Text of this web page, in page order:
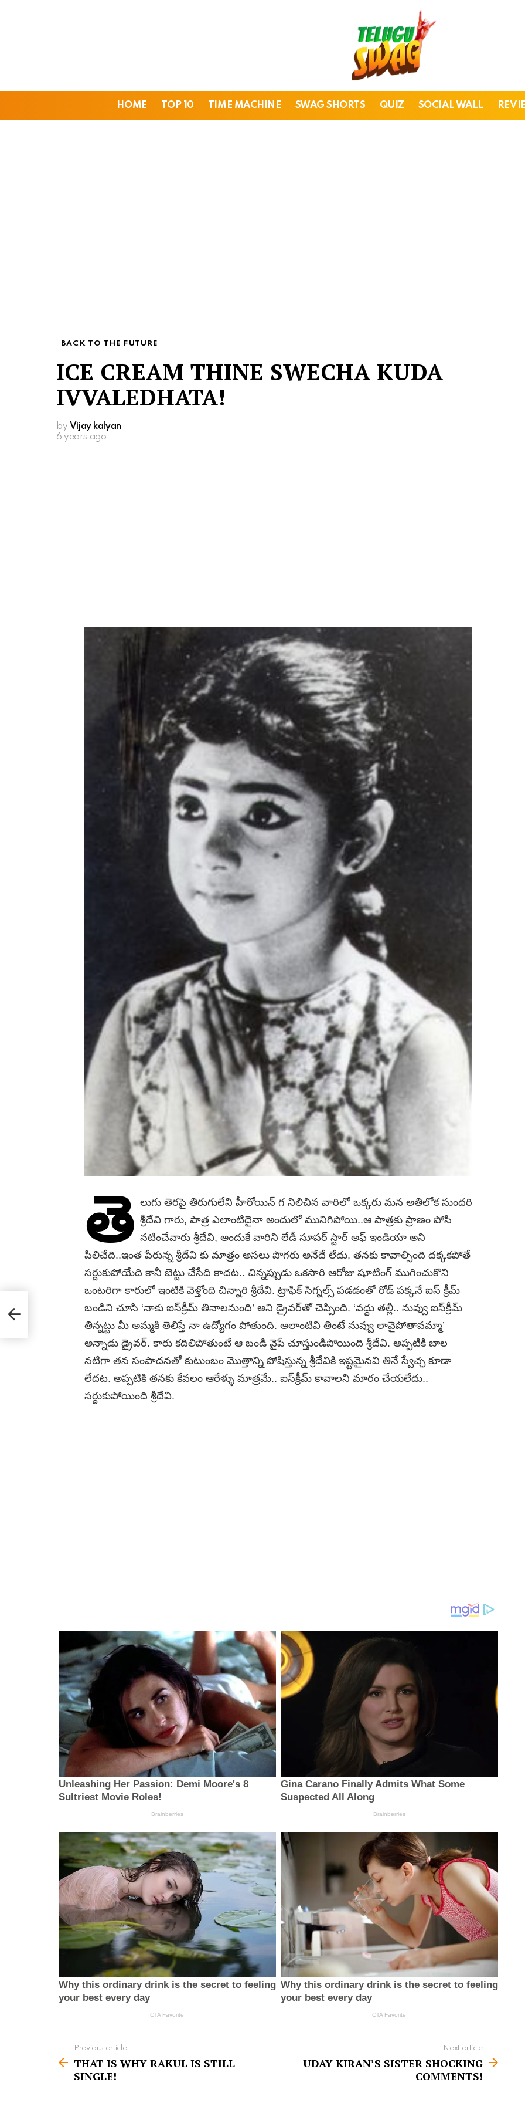
HOME TOP 10 TIME MACHINE SWAG SHORTS QUIZ SOCIAL WALL
BACK TO THE FUTURE
ICE CREAM THINE SWECHA KUDA
IVVALEDHATA!
by Vijay kalyan
6 years ago
తె లుగు తెరపై తిరుగులేని హీరోయిన్ గ నిలిచిన వారిలో ఒక్కరు మన అతిలోక సుందరి
శ్రీదేవి గారు, పాత్ర ఎలాంటిదైనా అందులో మునిగిపోయి..ఆ పాత్రకు ప్రాణం పోసి
నటించేవారు శ్రీదేవి, అందుకే వారిని లేడీ సూపర్ స్టార్ అఫ్ ఇండియా అని
పిలిచేది..ఇంత పేరున్న శ్రీదేవి కు మాత్రం అసలు పొగరు అనేదే లేదు, తనకు కావాల్సింది దక్కకపోతే
సర్దుకుపోయేది కానీ బెట్టు చేసేది కాదట.. చిన్నప్పుడు ఒకసారి ఆరోజు షూటింగ్‌ ముగించుకొని
ఒంటరిగా కారులో ఇంటికి వెళ్తోంది చిన్నారి శ్రీదేవి. ట్రాఫిక్‌ సిగ్నల్స్‌ పడడంతో రోడ్ పక్కనే ఐస్‌ క్రీమ్‌
బండిని చూసి ‘నాకు ఐస్‌క్రీమ్‌ తినాలనుంది’ అని డ్రైవర్‌తో చెప్పింది. ‘వద్దు తల్లీ.. నువ్వు ఐస్‌క్రీమ్‌
తిన్నట్టు మీ అమ్మకి తెలిస్తే నా ఉద్యోగం పోతుంది. అలాంటివి తింటే నువ్వు లావైపోతావమ్మా’
అన్నాడు డ్రైవర్‌. కారు కదిలిపోతుంటే ఆ బండి వైపే చూస్తుండిపోయింది శ్రీదేవి. అప్పటికి బాల
నటిగా తన సంపాదనతో కుటుంబం మొత్తాన్ని పోషిస్తున్న శ్రీదేవికి ఇష్టమైనవి తినే స్వేచ్ఛ కూడా
లేదట. అప్పటికి తనకు కేవలం ఆరేళ్ళు మాత్రమే.. ఐస్‌క్రీమ్‌ కావాలని మారం చేయలేదు..
సర్దుకుపోయింది శ్రీదేవి.
e
Previous article
THAT IS WHY RAKUL IS STILL
SINGLE!
Next article
UDAY KIRAN’S SISTER SHOCKING
COMMENTS!